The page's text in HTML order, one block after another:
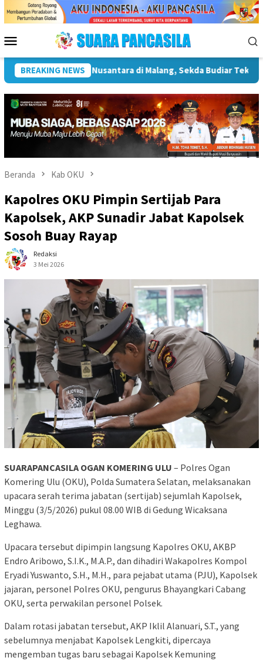
Menu
Mobile
BREAKING NEWS
Infrastruktur Kebudayaan Wakil Wali Kota Lepas
Beranda Kab OKU
Kapolres OKU Pimpin Sertijab Para
Kapolsek, AKP Sunadir Jabat Kapolsek
Sosoh Buay Rayap
Redaksi
3 Mei 2026
SUARAPANCASILA OGAN KOMERING ULU – Polres Ogan
Komering Ulu (OKU), Polda Sumatera Selatan, melaksanakan
upacara serah terima jabatan (sertijab) sejumlah Kapolsek,
Minggu (3/5/2026) pukul 08.00 WIB di Gedung Wicaksana
Leghawa.
Upacara tersebut dipimpin langsung Kapolres OKU, AKBP
Endro Aribowo, S.I.K., M.A.P., dan dihadiri Wakapolres Kompol
Eryadi Yuswanto, S.H., M.H., para pejabat utama (PJU), Kapolsek
jajaran, personel Polres OKU, pengurus Bhayangkari Cabang
OKU, serta perwakilan personel Polsek.
Dalam rotasi jabatan tersebut, AKP Iklil Alanuari, S.T., yang
sebelumnya menjabat Kapolsek Lengkiti, dipercaya
mengemban tugas baru sebagai Kapolsek Kemuning